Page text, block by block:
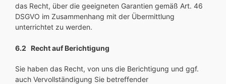
das Recht, über die geeigneten Garantien gemäß Art. 46
DSGVO im Zusammenhang mit der Übermittlung
unterrichtet zu werden.
6.2 Recht auf Berichtigung
Sie haben das Recht, von uns die Berichtigung und ggf.
auch Vervollständigung Sie betreffender